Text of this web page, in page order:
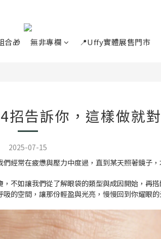
合🎁 無非專欄 📍Uffy實體展售門市
告訴你，這樣做就對
2025-07-15
經常在疲憊與壓力中度過，直到某天照著鏡子
不如讓我們從了解眼袋的類型與成因開始，再
的空間，讓那份輕盈與光亮，慢慢回到你耀眼的